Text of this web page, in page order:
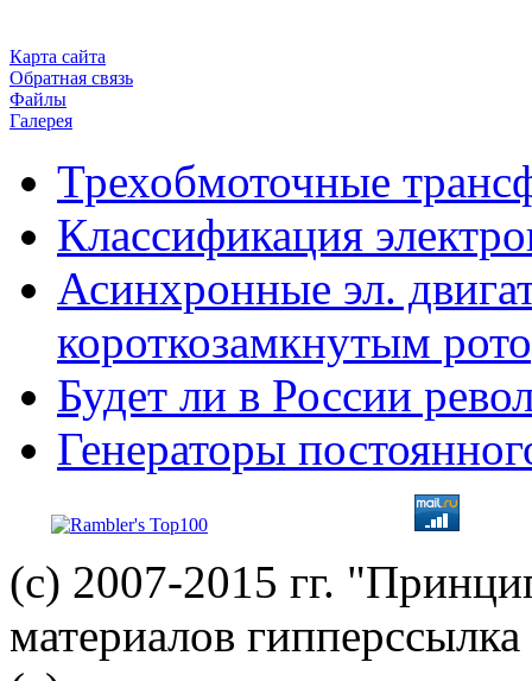
Карта сайта
Обратная связь
Файлы
Галерея
Трехобмоточные
Классификация
Асинхронные эл.
короткозамкнутым
Будет ли в России
Генераторы
(с) 2007-2015 гг.
материалов гипперссылка